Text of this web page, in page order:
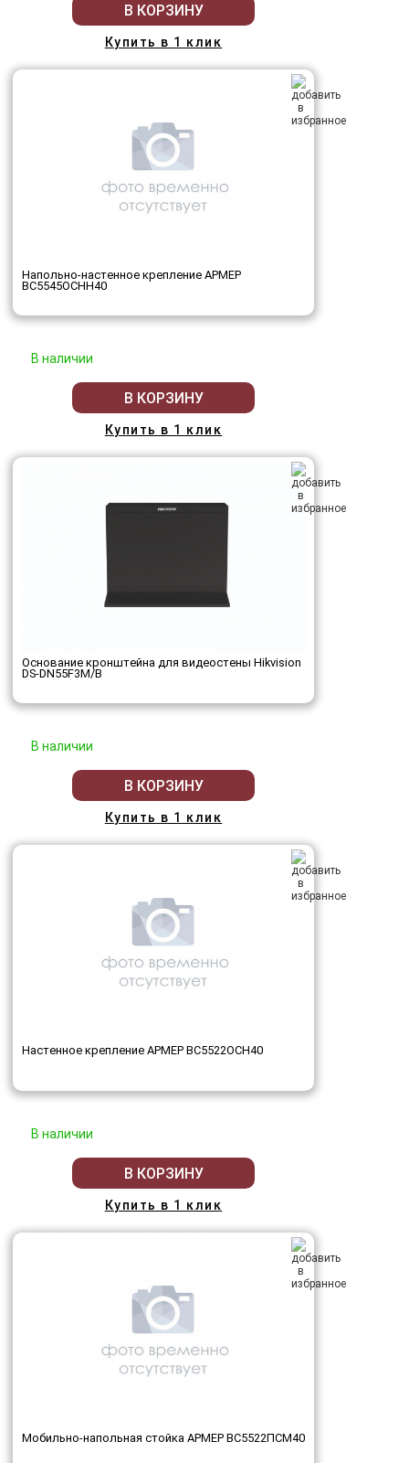
В КОРЗИНУ
Купить в 1 клик
Напольно-настенное крепление АРМЕР
ВС5545ОСНН40
В наличии
В КОРЗИНУ
Купить в 1 клик
Основание кронштейна для видеостены Hikvision
DS-DN55F3M/B
В наличии
В КОРЗИНУ
Купить в 1 клик
Настенное крепление АРМЕР ВС5522ОСН40
В наличии
В КОРЗИНУ
Купить в 1 клик
Мобильно-напольная стойка АРМЕР ВС5522ПСМ40